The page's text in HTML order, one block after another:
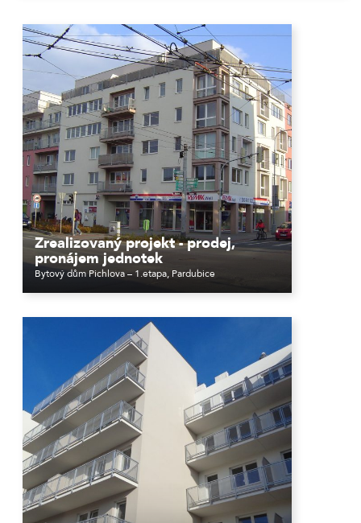
Zrealizovaný projekt - prodej,
pronájem jednotek
Bytový dům Pichlova – 1.etapa, Pardubice